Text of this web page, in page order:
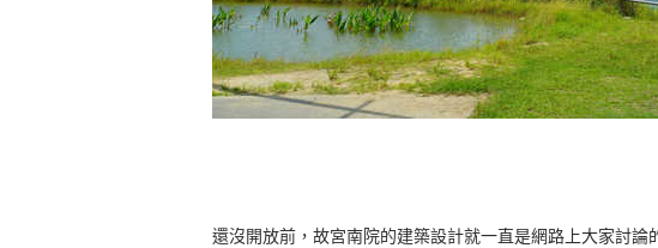
還沒開放前，故宮南院的建築設計就一直是網路上大家討論